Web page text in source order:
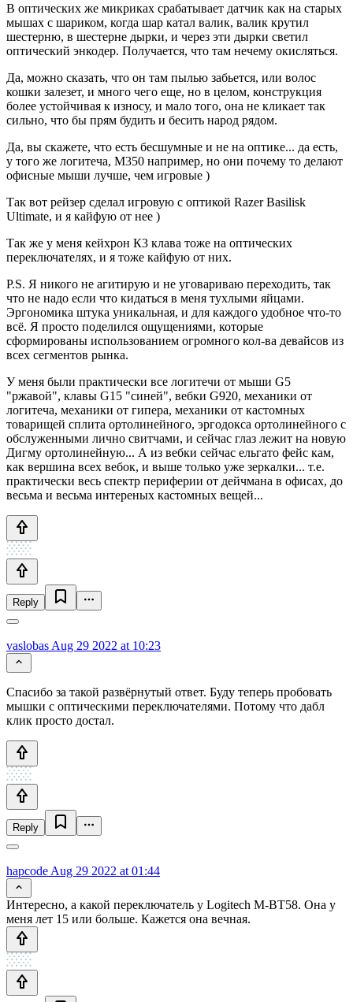
В оптических же микриках срабатывает датчик как на старых
мышах с шариком, когда шар катал валик, валик крутил
шестерню, в шестерне дырки, и через эти дырки светил
оптический энкодер. Получается, что там нечему окисляться.
Да, можно сказать, что он там пылью забьется, или волос
кошки залезет, и много чего еще, но в целом, конструкция
более устойчивая к износу, и мало того, она не кликает так
сильно, что бы прям будить и бесить народ рядом.
Да, вы скажете, что есть бесшумные и не на оптике... да есть,
у того же логитеча, М350 например, но они почему то делают
офисные мыши лучше, чем игровые )
Так вот рейзер сделал игровую с оптикой Razer Basilisk
Ultimate, и я кайфую от нее )
Так же у меня кейхрон К3 клава тоже на оптических
переключателях, и я тоже кайфую от них.
P.S. Я никого не агитирую и не уговариваю переходить, так
что не надо если что кидаться в меня тухлыми яйцами.
Эргономика штука уникальная, и для каждого удобное что-то
всё. Я просто поделился ощущениями, которые
сформированы использованием огромного кол-ва девайсов из
всех сегментов рынка.
У меня были практически все логитечи от мыши G5
"ржавой", клавы G15 "синей", вебки G920, механики от
логитеча, механики от гипера, механики от кастомных
товарищей сплита ортолинейного, эргодокса ортолинейного с
обслуженными лично свитчами, и сейчас глаз лежит на новую
Дигму ортолинейную... А из вебки сейчас ельгато фейс кам,
как вершина всех вебок, и выше только уже зеркалки... т.е.
практически весь спектр периферии от дейчмана в офисах, до
весьма и весьма интереных кастомных вещей...
Reply
vaslobas Aug 29 2022 at 10:23
Спасибо за такой развёрнутый ответ. Буду теперь пробовать
мышки с оптическими переключателями. Потому что дабл
клик просто достал.
Reply
hapcode Aug 29 2022 at 01:44
Интересно, а какой переключатель у Logitech M-BT58. Она у
меня лет 15 или больше. Кажется она вечная.